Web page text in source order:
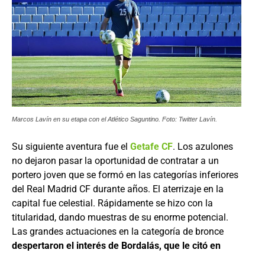
Marcos Lavín en su etapa con el Atlético Saguntino. Foto: Twitter Lavín.
Su siguiente aventura fue el Getafe CF. Los azulones
no dejaron pasar la oportunidad de contratar a un
portero joven que se formó en las categorías inferiores
del Real Madrid CF durante años. El aterrizaje en la
capital fue celestial. Rápidamente se hizo con la
titularidad, dando muestras de su enorme potencial.
Las grandes actuaciones en la categoría de bronce
despertaron el interés de Bordalás, que le citó en